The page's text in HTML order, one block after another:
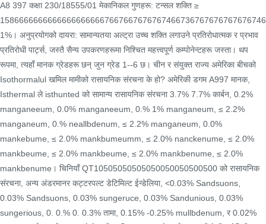
A8 397 कक्षा 230/18555/01 मेकानिकल गुणहरू: टन्सल शक्ति ≥
1%। अनुप्रयोगको दायरा: सामान्यतया अल्ट्रा उच्च शक्ति लगाउने प्रतिरोधात्मक र प्रभाव
प्रतिरोधी पार्ट्स, जस्तै सैन्य उपकरणहरूमा निश्चित महत्त्वपूर्ण कम्पोनेन्टहरू जस्ता। थप
रूपमा, त्यहाँ मानक ग्रेडहरू छन् जुन ग्रेड 1--6 छ। चीन र संयुक्त राज्य अमेरिका बीचको
Isothormalul खमिल मामीको रासायनिक संरचना के हो? अमेरिकी डगम A997 मानक,
Isthermal ले isthunted को सामान्य रासायनिक संरचना 3.7% 7.7% कार्बन, 0.2%
manganeeum, 0.0% manganeeum, 0.% 1% manganeum, ≤ 2.2%
manganeum, 0.% neallbdenum, ≤ 2.2% manganeum, 0.0%
mankebume, ≤ 2.0% mankbumeumm, ≤ 2.0% nanckenume, ≤ 2.0%
mankbeume, ≤ 2.0% mankbeume, ≤ 2.0% mankbenume, ≤ 2.0%
mankbenume। चिनियाँ QT10505050505050050050500500 को रासायनिक
संरचना, अन्य अंडरमानर कट्टरपल्ट डेटिमिल्ट ईन्डेलिया, <0.03% Sandsuons,
0.03% Sandsuons, 0.03% sungeruce, 0.03% Sandunious, 0.03%
sungerious, 0. 0.% 0. 0.3% तामा, 0.15% -0.25% mullbdenum, र 0.02%